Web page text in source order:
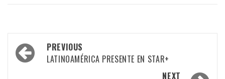
Post
navigation
PREVIOUS
LATINOAMÉRICA PRESENTE EN STAR+
NEXT